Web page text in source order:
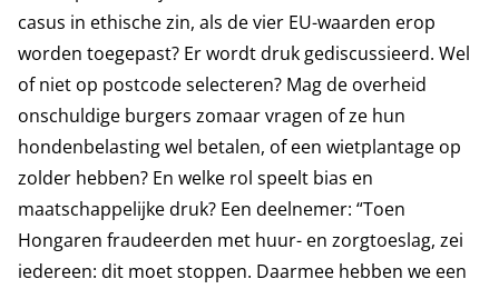
casus in ethische zin, als de vier EU-waarden erop
worden toegepast? Er wordt druk gediscussieerd. Wel
of niet op postcode selecteren? Mag de overheid
onschuldige burgers zomaar vragen of ze hun
hondenbelasting wel betalen, of een wietplantage op
zolder hebben? En welke rol speelt bias en
maatschappelijke druk? Een deelnemer: “Toen
Hongaren fraudeerden met huur- en zorgtoeslag, zei
iedereen: dit moet stoppen. Daarmee hebben we een